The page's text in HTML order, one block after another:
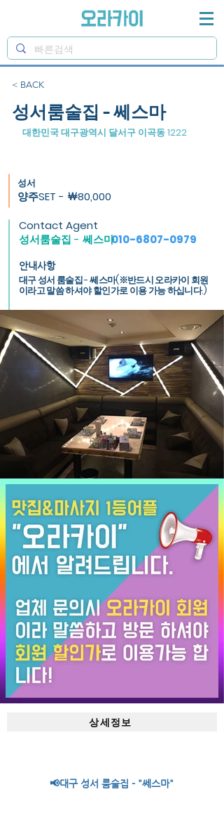
< BACK
성서룸술집 - 쎄스마
대한민국 대구광역시 달서구 이곡동 1222
성서
양주SET - ￦80,000
010-6807-0979
성서룸술집 - 쎄스마
Contact Agent
안내사항
대구 성서 룸술집 - 쎄스마(※반드시 오라카이 회원
이라고 말씀 하셔야 할인가로 이용 가능 하십니다.)
상세정보
📢대구 성서 룸술집 - "쎄스마"